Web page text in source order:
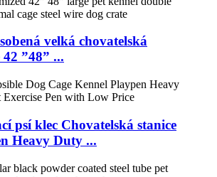
velká chovatelská
42 ”48” ...
psí klec Chovatelská stanice
Heavy Duty ...